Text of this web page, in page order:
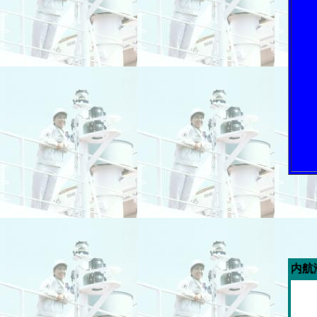
今週の「内航海運新聞」広